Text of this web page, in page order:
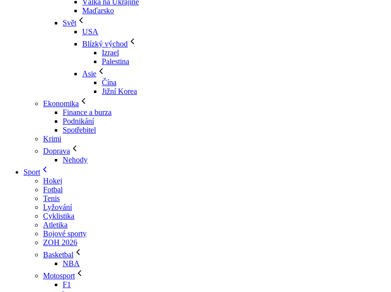
Válka na Ukrajině
Maďarsko
Svět
USA
Blízký východ
Izrael
Palestina
Asie
Čína
Jižní Korea
Ekonomika
Finance a burza
Podnikání
Spotřebitel
Krimi
Doprava
Nehody
Sport
Hokej
Fotbal
Tenis
Lyžování
Cyklistika
Atletika
Bojové sporty
ZOH 2026
Basketbal
NBA
Motosport
F1